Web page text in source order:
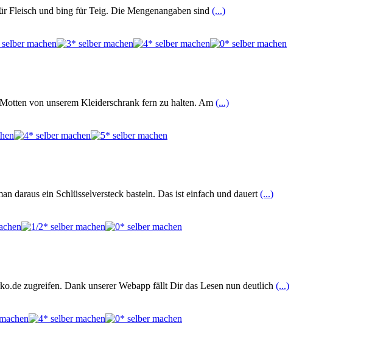
Fleisch und bing für Teig. Die Mengenangaben sind (...)
von unserem Kleiderschrank fern zu halten. Am (...)
daraus ein Schlüsselversteck basteln. Das ist einfach und dauert (...)
zugreifen. Dank unserer Webapp fällt Dir das Lesen nun deutlich (...)